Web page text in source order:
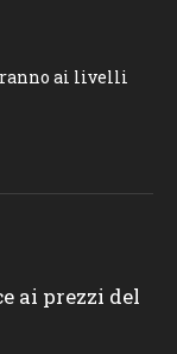
ai livelli
ai prezzi del